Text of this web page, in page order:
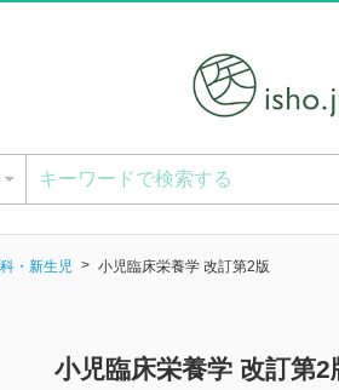
・新生児 小児臨床栄養学 改訂第2版
小児臨床栄養学 改訂第2